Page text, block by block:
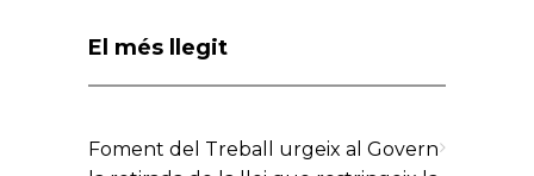
El més llegit
Foment del Treball urgeix al Govern